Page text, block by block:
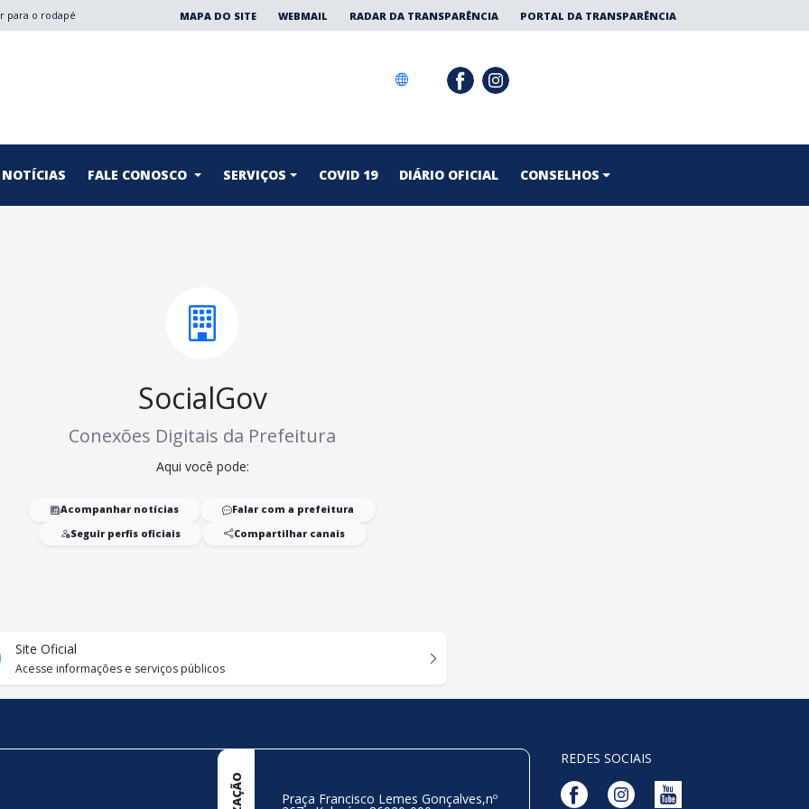
para o rodapé MAPA DO SITE WEBMAIL RADAR DA TRANSPARÊNCIA PORTAL DA TRANSPARÊNCIA
NOTÍCIAS FALE CONOSCO SERVIÇOS COVID 19 DIÁRIO OFICIAL CONSELHOS
SocialGov
Conexões Digitais da Prefeitura
Aqui você pode:
Acompanhar notícias
Falar com a prefeitura
Seguir perfis oficiais
Compartilhar canais
Site Oficial
Acesse informações e serviços públicos
Praça Francisco Lemes Gonçalves,nº
REDES SOCIAIS